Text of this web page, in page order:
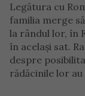
Legătura cu
familia merge
la rândul lor, în
în același sat.
despre
rădăcinile lor